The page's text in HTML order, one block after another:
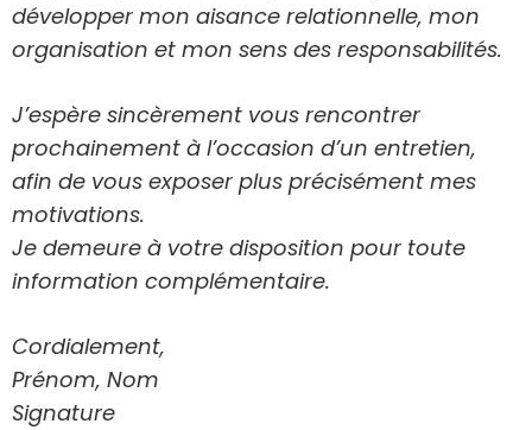
développer mon aisance relationnelle, mon
organisation et mon sens des responsabilités.
J’espère sincèrement vous rencontrer
prochainement à l’occasion d’un entretien,
afin de vous exposer plus précisément mes
motivations.
Je demeure à votre disposition pour toute
information complémentaire.
Cordialement,
Prénom, Nom
Signature